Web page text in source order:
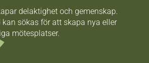
delaktighet och gemenskap.
sökas för att skapa nya eller
mötesplatser.